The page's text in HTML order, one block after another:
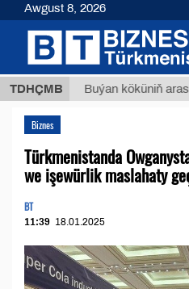
TDHÇMBBuýan köküniň
Biznes
Türkmenistanda
we işewürlik maslahaty
BT
11:39 18.01.2025
Awgust 8, 2026